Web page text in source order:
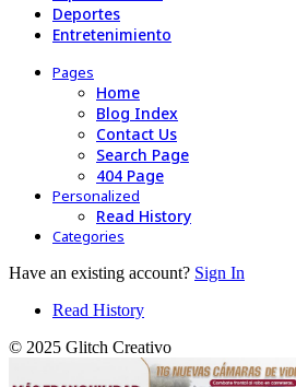
Deportes
Entretenimiento
Pages
Home
Blog Index
Contact Us
Search Page
404 Page
Personalized
Read History
Categories
Have an existing account? Sign In
Read History
© 2025 Glitch Creativo